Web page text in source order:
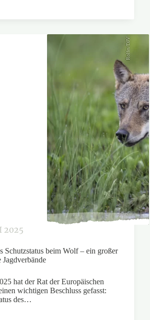
Rolfes/DJV
2025
Schutzstatus beim Wolf – ein großer
hat der Rat der Europäischen
wichtigen Beschluss gefasst:
des…